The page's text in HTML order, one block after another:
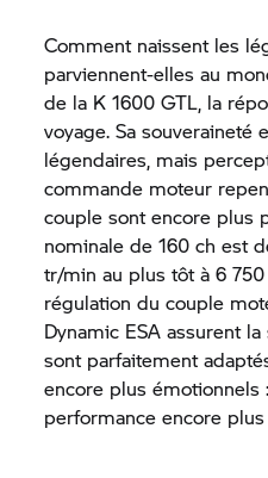
Comment naissent les
parviennent-elles au
de la K 1600 GTL, la
voyage. Sa souveraineté
légendaires, mais
commande moteur
couple sont encore plus
nominale de 160 ch est
tr/min au plus tôt à 6
régulation du couple
Dynamic ESA assurent
sont parfaitement
encore plus
performance encore